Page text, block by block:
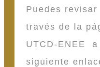
Puedes
través de la
UTCD-ENEE
siguiente